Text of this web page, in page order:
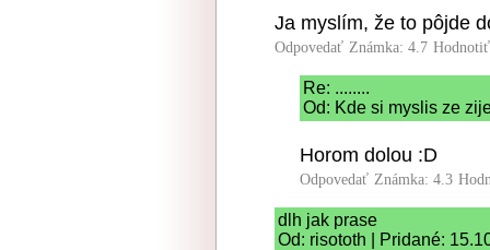
Ja myslím, že to pôjde
Odpovedať Známka: 4.7
Re: ........
Od: Kde si myslis ze
Horom dolou :D
Odpovedať Známka: 4.3
dlh jak prase
Od: risototh | Pridané: